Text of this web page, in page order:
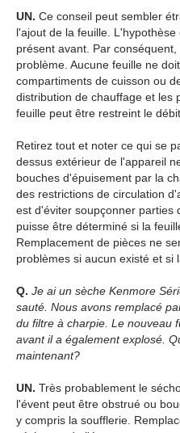
UN. Ce conseil peut sembler
l'ajout de la feuille.
présent avant. Par
problème. Aucune feuille ne
compartiments de cuisson ou
distribution de chauffage et les
feuille peut être restreint le
Retirez tout et noter ce qui se
dessus extérieur de l'appareil
bouches d'épuisement par la
des restrictions de circulation
est d'éviter soupçonner parties
puisse être déterminé si la
Remplacement de pièces ne
problèmes si aucun existé et si
Q. Je ai un sèche Kenmore
sauté. Nous avons remplacé
du filtre à charpie. Le nouveau
avant il a également explosé.
maintenant?
UN. Très probablement le
l'évent peut être obstrué ou
y compris la soufflerie.